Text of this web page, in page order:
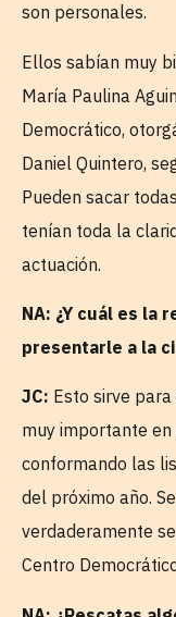
son personales.
Ellos sabían muy
María Paulina
Democrático,
Daniel Quintero,
Pueden sacar
tenían toda la
actuación.
NA: ¿Y cuál es la
presentarle a la
JC: Esto sirve
muy importante
conformando las
del próximo año.
verdaderamente
Centro